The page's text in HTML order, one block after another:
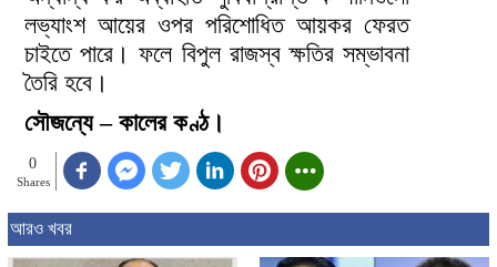
লভ্যাংশ আয়ের ওপর পরিশোধিত আয়কর ফেরত
চাইতে পারে। ফলে বিপুল রাজস্ব ক্ষতির সম্ভাবনা
তৈরি হবে।
সৌজন্যে – কালের কণ্ঠ।
0
Shares
আরও খবর